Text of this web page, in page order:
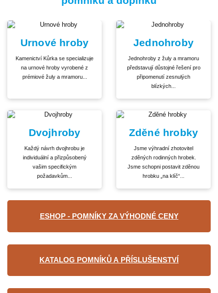
Urnové hroby
Kamenictví Kůrka se specializuje
na urnové hroby vyrobené z
prémiové žuly a mramoru...
Jednohroby
Jednohroby z žuly a mramoru
představují důstojné řešení pro
připomenutí zesnulých
blízkých...
Dvojhroby
Každý návrh dvojhrobu je
individuální a přizpůsobený
vašim specifickým
požadavkům...
Zděné hrobky
Jsme výhradní zhotovitel
zděných rodinných hrobek.
Jsme schopni postavit zděnou
hrobku „na klíč“...
ESHOP - POMNÍKY ZA VÝHODNÉ CENY
KATALOG POMNÍKŮ A PŘÍSLUŠENSTVÍ